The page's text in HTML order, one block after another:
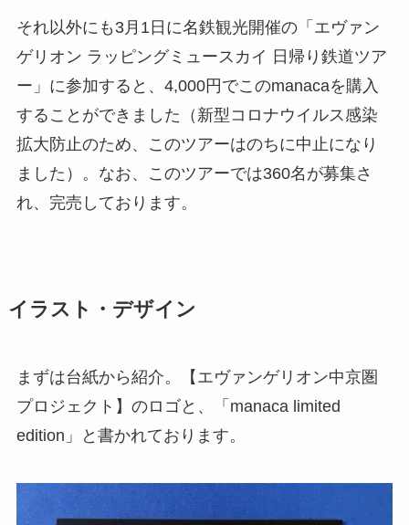
それ以外にも3月1日に名鉄観光開催の「エヴァン
ゲリオン ラッピングミュースカイ 日帰り鉄道ツア
ー」に参加すると、4,000円でこのmanacaを購入
することができました（新型コロナウイルス感染
拡大防止のため、このツアーはのちに中止になり
ました）。なお、このツアーでは360名が募集さ
れ、完売しております。
イラスト・デザイン
まずは台紙から紹介。【エヴァンゲリオン中京圏
プロジェクト】のロゴと、「manaca limited
edition」と書かれております。